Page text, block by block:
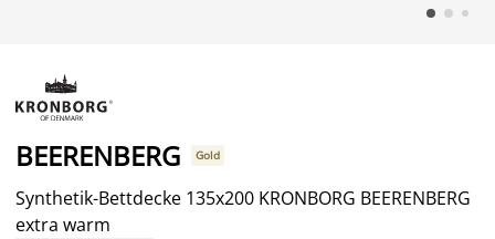
BEERENBERG Gold
Synthetik-Bettdecke 135x200 KRONBORG BEERENBERG
extra warm